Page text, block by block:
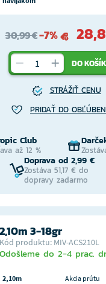
30,99 €-7%
DO
STRÁŽIŤ CENU
PRIDAŤ DO
Club
až 12 %
Doprava od 2,99 €
Zostáva 51,17 € do
dopravy zadarmo
2,10m 3-18gr
Kód produktu: MIV-ACS210L
Odošleme do 2-4 prac.
2,10m Akcia prútu